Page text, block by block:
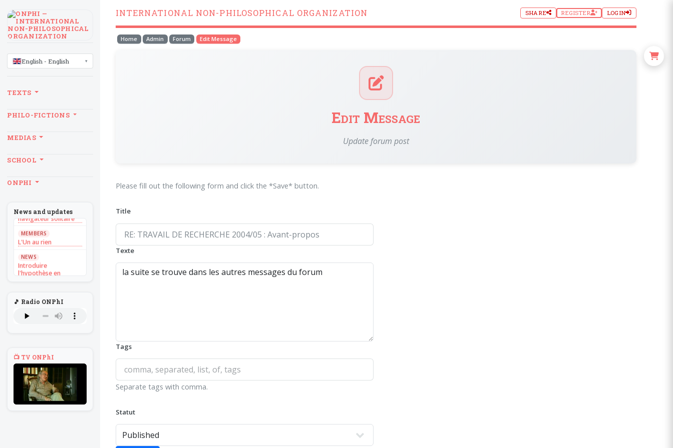
INTERNATIONAL NON-PHILOSOPHICAL ORGANIZATION SHARE REGISTER LOGIN
Home Admin Forum Edit Message
Edit Message
Update forum post
Please fill out the following form and click the *Save* button.
Title
Texte
Tags
Separate tags with comma.
Statut
LANGUAGE
English - English
TEXTS
PHILO-FICTIONS
MEDIAS
SCHOOL
ONPHI
News and updates
Sans recul
Théorie du
navigateur solitaire
MEMBERS
L'Un au rien
NEWS
Introduire
l'hypothèse en
Voltaire aurait mis ça
Théorie du
navigateur solitaire
MEMBERS
L'Un au rien
NEWS
🎵 Radio ONPhI
📺 TV ONPhI